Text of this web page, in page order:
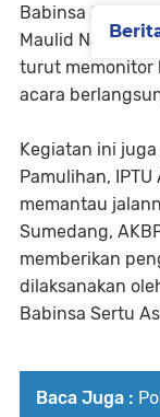
Babinsa Sertu
Maulid Nabi
turut memonitor
acara
Kegiatan ini
Pamulihan, IPTU
memantau
Sumedang,
memberikan
dilaksanakan
Babinsa Sertu
Baca Juga :